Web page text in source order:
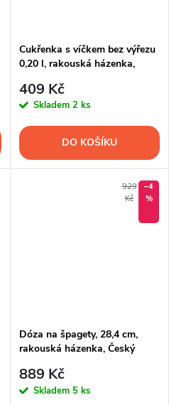
Cukřenka s víčkem bez výřezu
0,20 l, rakouská házenka,
409 Kč
Skladem 2 ks
DO KOŠÍKU
929
Kč
–4
%
Dóza na špagety, 28,4 cm,
rakouská házenka, Český
889 Kč
Skladem 5 ks